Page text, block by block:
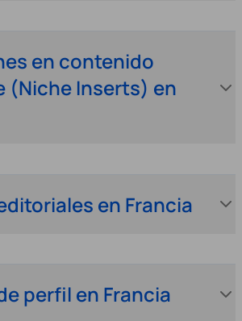
en contenido
(Niche Inserts) en
en Francia
perfil en Francia